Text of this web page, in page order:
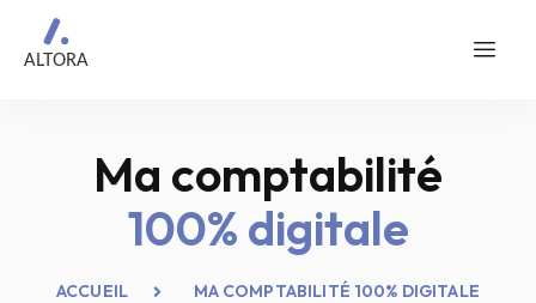
ALTORA
Ma comptabilité
100% digitale
ACCUEIL MA COMPTABILITÉ 100% DIGITALE